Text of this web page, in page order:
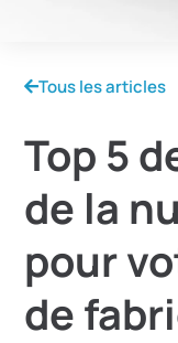
Tous les articles
Top 5
de la
pour
de